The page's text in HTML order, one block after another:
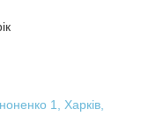
1, Харків,